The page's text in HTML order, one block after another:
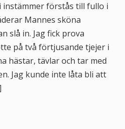
instämmer förstås till fullo i
Mannes sköna
slå in. Jag fick prova
på två förtjusande tjejer i
hästar, tävlar och tar med
Jag kunde inte låta bli att